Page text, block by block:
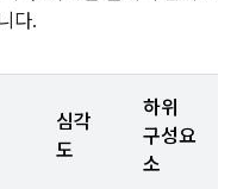
다.
심각
도
하위
구성요
소